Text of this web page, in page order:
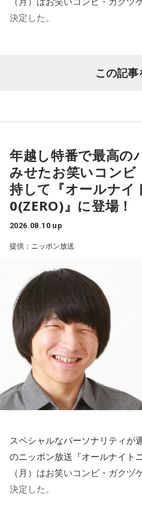
の活動をずっと見てくれていた
颯太氏の青春の思い出が重なっ
東海道新幹線の車内で聴くこと
JR東海×FM802「DESIGN YOUR
FUN!FUN!FLOWER with
ゲストに澤本夏輝さんを迎えた
新幹線移動中の耳のお供に♪
詳細はこちらから
決定した。
悪さが芸人界でも有名な木田と
間30分の生放送で彼らの本当の
だ。
番組では、コーナーへのメール
gk@allnightnippon.com。詳し
式Xにて。
『ガクヅケのオールナイトニッ
（月）27時からニッポン放送を
ジオ・radikoを使って聴けるほ
能を使えば全国どこからでも聴
■ガクヅケ コメント
【船引】
特番の話が半年以上なかったの
ってましたが、「満を持して」
物を長いこと返し忘れていたと
使っていこうと思います。満を
この記事
年越し特番で最高の
みせたお笑いコンビ
持して『オールナイ
0(ZERO)』に登場！
2026.08.10 up
提供：ニッポン放送
スペシャルなパーソナリティが
のニッポン放送『オールナイト
（月）はお笑いコンビ・ガク
決定した。